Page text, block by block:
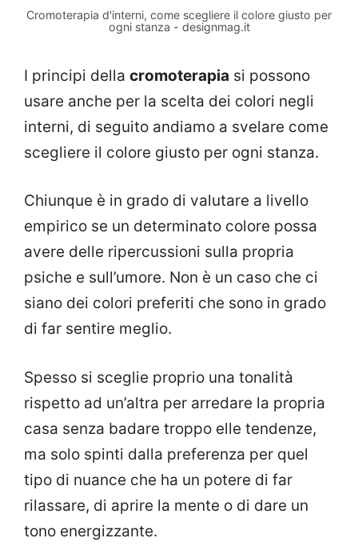
Cromoterapia d'interni, come scegliere il colore giusto per
ogni stanza - designmag.it
I principi della cromoterapia si possono
usare anche per la scelta dei colori negli
interni, di seguito andiamo a svelare come
scegliere il colore giusto per ogni stanza.
Chiunque è in grado di valutare a livello
empirico se un determinato colore possa
avere delle ripercussioni sulla propria
psiche e sull’umore. Non è un caso che ci
siano dei colori preferiti che sono in grado
di far sentire meglio.
Spesso si sceglie proprio una tonalità
rispetto ad un’altra per arredare la propria
casa senza badare troppo elle tendenze,
ma solo spinti dalla preferenza per quel
tipo di nuance che ha un potere di far
rilassare, di aprire la mente o di dare un
tono energizzante.